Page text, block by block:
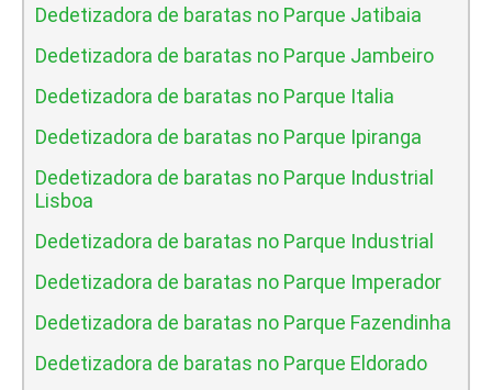
Dedetizadora de baratas no Parque Jatibaia
Dedetizadora de baratas no Parque Jambeiro
Dedetizadora de baratas no Parque Italia
Dedetizadora de baratas no Parque Ipiranga
Dedetizadora de baratas no Parque Industrial
Lisboa
Dedetizadora de baratas no Parque Industrial
Dedetizadora de baratas no Parque Imperador
Dedetizadora de baratas no Parque Fazendinha
Dedetizadora de baratas no Parque Eldorado